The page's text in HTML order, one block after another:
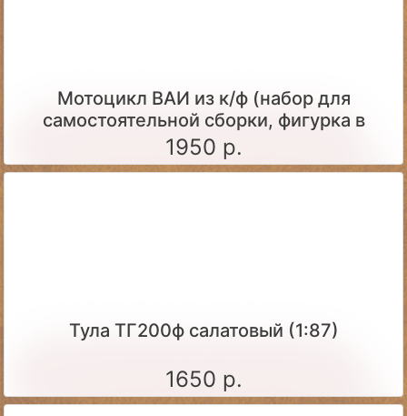
Мотоцикл ВАИ из к/ф (набор для
самостоятельной сборки, фигурка в
комплекте)
1950 р.
Тула ТГ200ф салатовый (1:87)
1650 р.